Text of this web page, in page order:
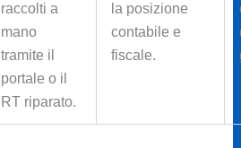
raccolti a
mano
tramite il
portale o il
RT riparato.
la posizione
contabile e
fiscale.